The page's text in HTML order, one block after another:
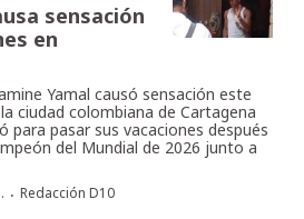
sensación
en
Yamal causó sensación este
ciudad colombiana de Cartagena
para pasar sus vacaciones después
del Mundial de 2026 junto a
· Redacción D10